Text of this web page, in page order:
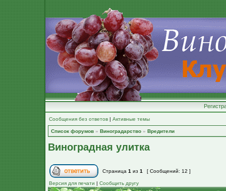
Сообщения без ответов | Активные темы
Список форумов » Виноградарство » Вредители
Виноградная улитка
Страница 1 из 1 [ Сообщений: 12 ]
Версия для печати | Сообщить другу